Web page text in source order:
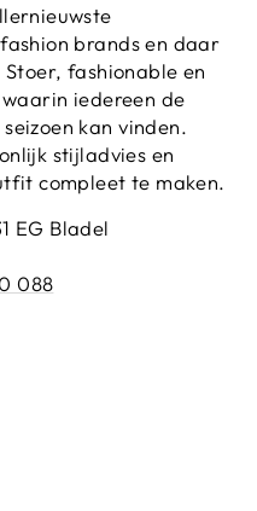
brands en daar
fashionable en
iedereen de
kan vinden.
stijladvies en
compleet te maken.
EG Bladel
088